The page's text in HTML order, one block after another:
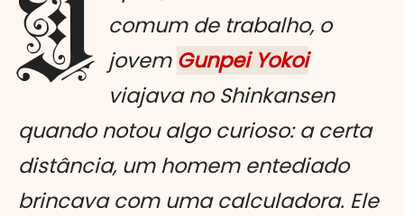
comum de trabalho, o
jovem Gunpei Yokoi
viajava noShinkansen
quando notou algo curioso: a certa
distância, um homem entediado
brincava com uma calculadora. Ele